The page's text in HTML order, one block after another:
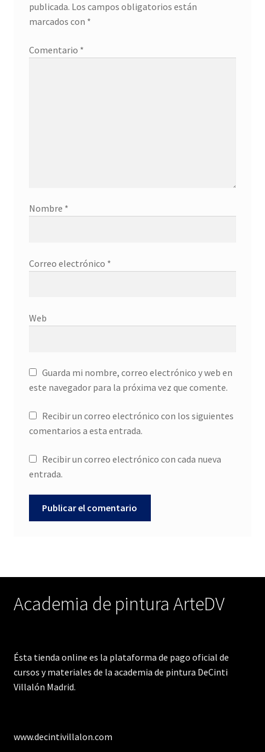
publicada. Los campos obligatorios están
marcados con *
Comentario *
Nombre *
Correo electrónico *
Web
Guarda mi nombre, correo electrónico y web en
este navegador para la próxima vez que comente.
Recibir un correo electrónico con los siguientes
comentarios a esta entrada.
Recibir un correo electrónico con cada nueva
entrada.
Academia de pintura ArteDV
Ésta tienda online es la plataforma de pago oficial de
cursos y materiales de la academia de pintura DeCinti
Villalón Madrid.
www.decintivillalon.com